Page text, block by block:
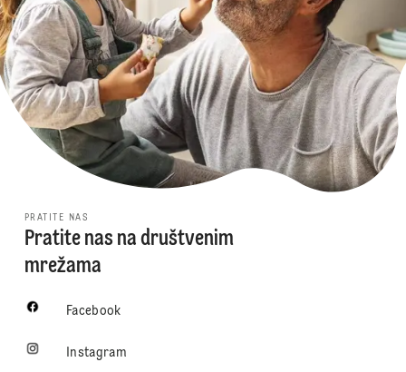
PRATITE NAS
Pratite nas na društvenim
mrežama
Facebook
Instagram